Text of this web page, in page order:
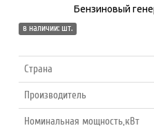
Бензиновый
в наличии: шт.
Страна
Производитель
Номинальная мощность,кВт